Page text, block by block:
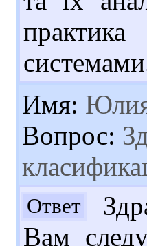
Имя:
Вопрос:
Ответ
Вам